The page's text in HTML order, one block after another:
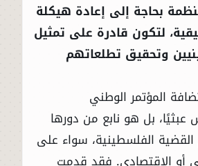
بحاجة إلى إعادة هيكلة
لتكون قادرة على تمثيل
وتحقيق تطلعاتهم
المؤتمر الوطني
بل هو نابع من دورها
الفلسطينية، سواء على
أو الاقتصادي. فقد قدمت